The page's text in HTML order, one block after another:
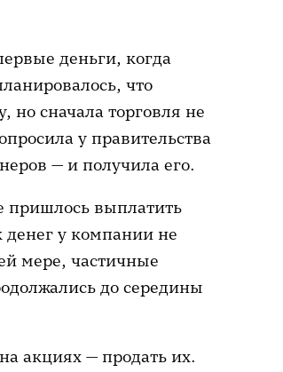
деньги, когда
что
но сначала торговля не
у правительства
— и получила его.
пришлось выплатить
у компании не
мере, частичные
до середины
акциях — продать их.